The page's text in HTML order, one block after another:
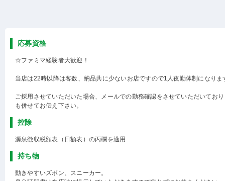
応募資格
☆ファミマ経験者大歓迎！
当店は22時以降は客数、納品共に少ないお店ですので1人夜勤体制になりま
ご採用させていただいた場合、メールでの勤務確認をさせていただいてお
も併せてお伝え下さい。
控除
源泉徴収税額表（日額表）の丙欄を適用
持ち物
動きやすいズボン、スニーカー。